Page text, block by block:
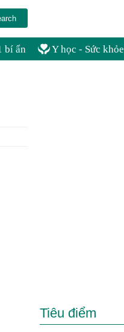
bí ẩn Y học - Sức khỏe
Tiêu điểm